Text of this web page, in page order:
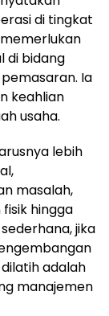
di tingkat
di bidang
Ia
keahlian
usaha.
lebih
masalah,
hingga
jika
adalah
manajemen